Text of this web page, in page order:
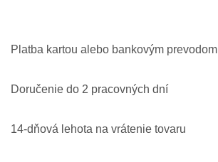
Platba kartou alebo bankovým prevodom
Doručenie do 2 pracovných dní
14-dňová lehota na vrátenie tovaru